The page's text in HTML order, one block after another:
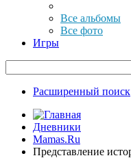
Все альбомы
Все фото
Игры
Расширенный поиск
Дневники
Mamas.Ru
Представление